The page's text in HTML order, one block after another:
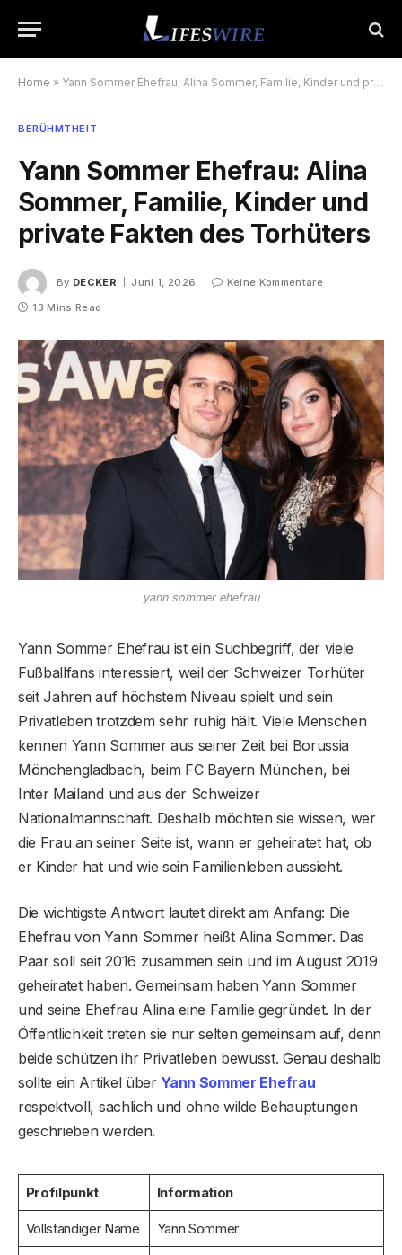
Home » Yann Sommer Ehefrau: Alina Sommer, Familie, Kinder und private Fakten des Torhüters
BERÜHMTHEIT
Yann Sommer Ehefrau: Alina
Sommer, Familie, Kinder und
private Fakten des Torhüters
By DECKER Juni 1, 2026
Keine Kommentare
13 Mins Read
yann sommer ehefrau
Yann Sommer Ehefrau ist ein Suchbegriff, der viele
Fußballfans interessiert, weil der Schweizer Torhüter
seit Jahren auf höchstem Niveau spielt und sein
Privatleben trotzdem sehr ruhig hält. Viele Menschen
kennen Yann Sommer aus seiner Zeit bei Borussia
Mönchengladbach, beim FC Bayern München, bei
Inter Mailand und aus der Schweizer
Nationalmannschaft. Deshalb möchten sie wissen, wer
die Frau an seiner Seite ist, wann er geheiratet hat, ob
er Kinder hat und wie sein Familienleben aussieht.
Die wichtigste Antwort lautet direkt am Anfang: Die
Ehefrau von Yann Sommer heißt Alina Sommer. Das
Paar soll seit 2016 zusammen sein und im August 2019
geheiratet haben. Gemeinsam haben Yann Sommer
und seine Ehefrau Alina eine Familie gegründet. In der
Öffentlichkeit treten sie nur selten gemeinsam auf, denn
beide schützen ihr Privatleben bewusst. Genau deshalb
sollte ein Artikel über Yann Sommer Ehefrau
respektvoll, sachlich und ohne wilde Behauptungen
geschrieben werden.
Profilpunkt Information
Vollständiger Name Yann Sommer